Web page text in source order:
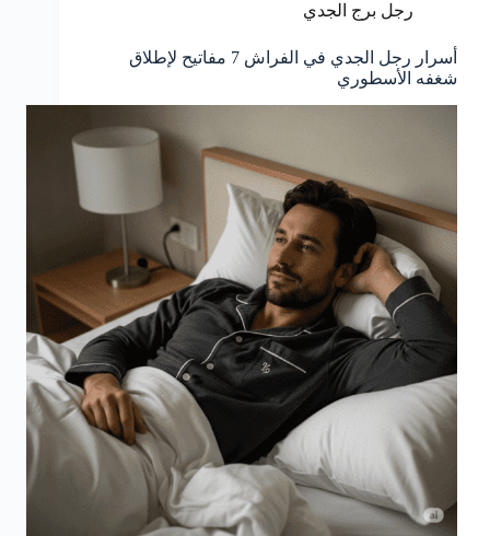
رجل برج الجدي
أسرار رجل الجدي في الفراش 7 مفاتيح لإطلاق
شغفه الأسطوري